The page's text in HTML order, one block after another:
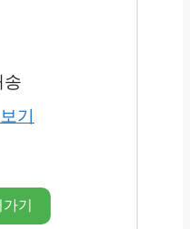
송
기
기